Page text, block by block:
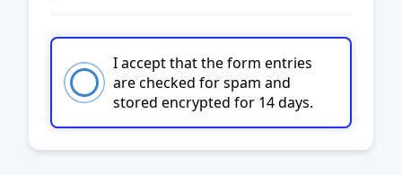
I accept that the form entries
are checked for spam and
stored encrypted for 14 days.